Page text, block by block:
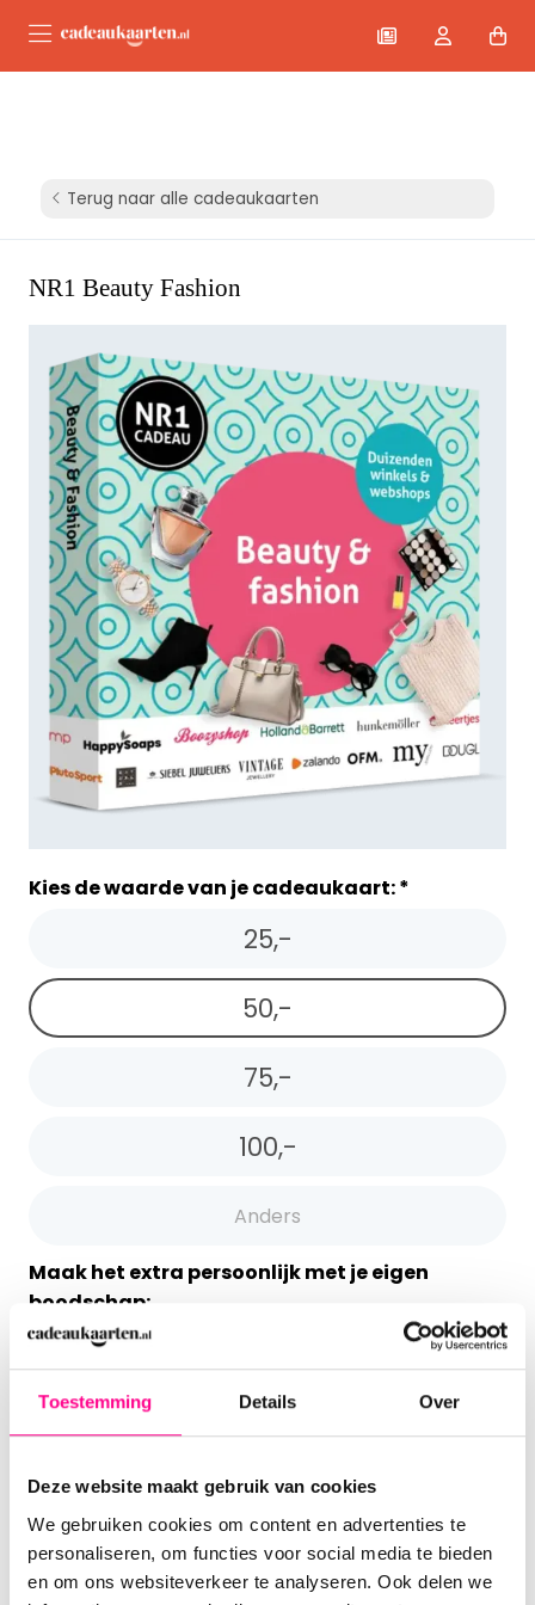
Toestemming Details Over
Deze website maakt gebruik van cookies
We gebruiken cookies om content en advertenties te
personaliseren, om functies voor social media te bieden
en om ons websiteverkeer te analyseren. Ook delen we
Terug naar alle cadeaukaarten
NR1 Beauty Fashion
Kies de waarde van je cadeaukaart: *
25,-
50,-
75,-
100,-
Maak het extra persoonlijk met je eigen
boodschap: